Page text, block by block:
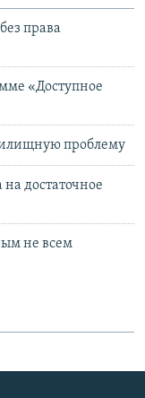
права
«Доступное
проблему
достаточное
не всем